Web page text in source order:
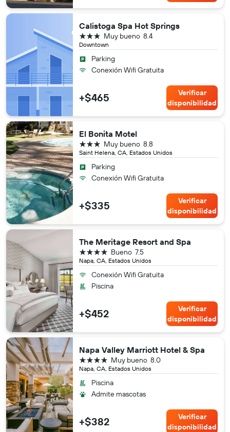
Calistoga Spa Hot Springs
Downtown
8.4
Muy bueno
3 estrellas
Parking
Conexión Wifi Gratuita
+$465
Verificar
disponibilidad
El Bonita Motel
Saint Helena, CA, Estados Unidos
8.8
Muy bueno
3 estrellas
Parking
Conexión Wifi Gratuita
+$335
Verificar
disponibilidad
The Meritage Resort and Spa
Napa, CA, Estados Unidos
7.5
Bueno
4 estrellas
Conexión Wifi Gratuita
Piscina
+$452
Verificar
disponibilidad
Napa Valley Marriott Hotel & Spa
Napa, CA, Estados Unidos
8.0
Muy bueno
4 estrellas
Piscina
Admite mascotas
+$382
Verificar
disponibilidad